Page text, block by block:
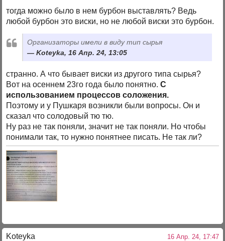
тогда можно было в нем бурбон выставлять? Ведь
любой бурбон это виски, но не любой виски это бурбон.
Организаторы имели в виду тип сырья
Koteyka, 16 Апр. 24, 13:05
странно. А что бывает виски из другого типа сырья?
Вот на осеннем 23го года было понятно.С
использованием процессов соложения.
Поэтому и у Пушкаря возникли были вопросы. Он и
сказал что солодовый тю тю.
Ну раз не так поняли, значит не так поняли. Но чтобы
понимали так, то нужно понятнее писать. Не так ли?
Koteyka 16 Апр. 24, 17:47